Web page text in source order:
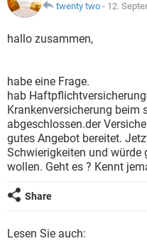
twenty two - 12.
hallo zusammen,
habe eine Frage.
hab
Krankenversicherung beim
abgeschlossen.der
gutes Angebot bereitet.
Schwierigkeiten und würde
wollen. Geht es ? Kennt
Share
Lesen Sie auch: